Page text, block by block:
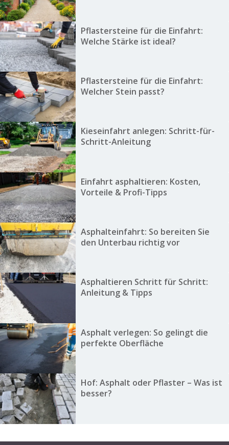
Pflastersteine für die Einfahrt:
Welche Stärke ist ideal?
Pflastersteine für die Einfahrt:
Welcher Stein passt?
Kieseinfahrt anlegen: Schritt-für-
Schritt-Anleitung
Einfahrt asphaltieren: Kosten,
Vorteile & Profi-Tipps
Asphalteinfahrt: So bereiten Sie
den Unterbau richtig vor
Asphaltieren Schritt für Schritt:
Anleitung & Tipps
Asphalt verlegen: So gelingt die
perfekte Oberfläche
Hof: Asphalt oder Pflaster – Was ist
besser?